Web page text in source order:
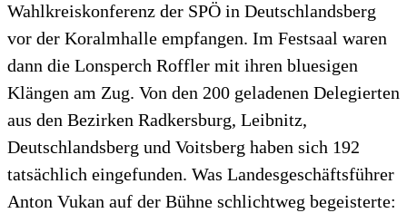
Wahlkreiskonferenz der SPÖ in Deutschlandsberg
vor der Koralmhalle empfangen. Im Festsaal waren
dann die Lonsperch Roffler mit ihren bluesigen
Klängen am Zug. Von den 200 geladenen Delegierten
aus den Bezirken Radkersburg, Leibnitz,
Deutschlandsberg und Voitsberg haben sich 192
tatsächlich eingefunden. Was Landesgeschäftsführer
Anton Vukan auf der Bühne schlichtweg begeisterte: